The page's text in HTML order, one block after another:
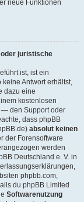
neue Funktionen
juristische
ist, ist ein
Antwort erhältst,
dazu eine
kostenlosen
— den Support oder
dass phpBB
absolut keinen
der Forensoftware
werden
Deutschland e. V. in
phpbb.com,
du phpBB Limited
Softwarenutzung